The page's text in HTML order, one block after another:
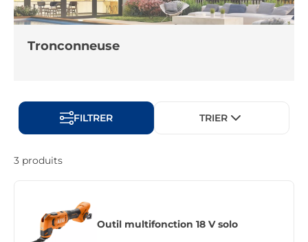
Tronconneuse
FILTRER TRIER
3 produits
Outil multifonction 18 V solo